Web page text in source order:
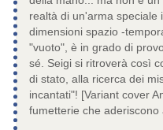
realtà di un'arma speciale
dimensioni spazio -
"vuoto", è in grado di
sé. Seigi si ritroverà così
di stato, alla ricerca dei
incantati"! [Variant cover
fumetterie che aderiscono